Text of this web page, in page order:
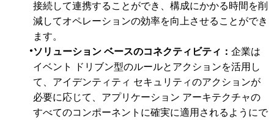
接続して連携することができ、構成にかかる時間を削
減してオペレーションの効率を向上させることができ
ます。
ソリューション ベースのコネクティビティ： 企業は
イベント ドリブン型のルールとアクションを活用し
て、アイデンティティ セキュリティのアクションが
必要に応じて、アプリケーション アーキテクチャの
すべてのコンポーネントに確実に適用されるようにで